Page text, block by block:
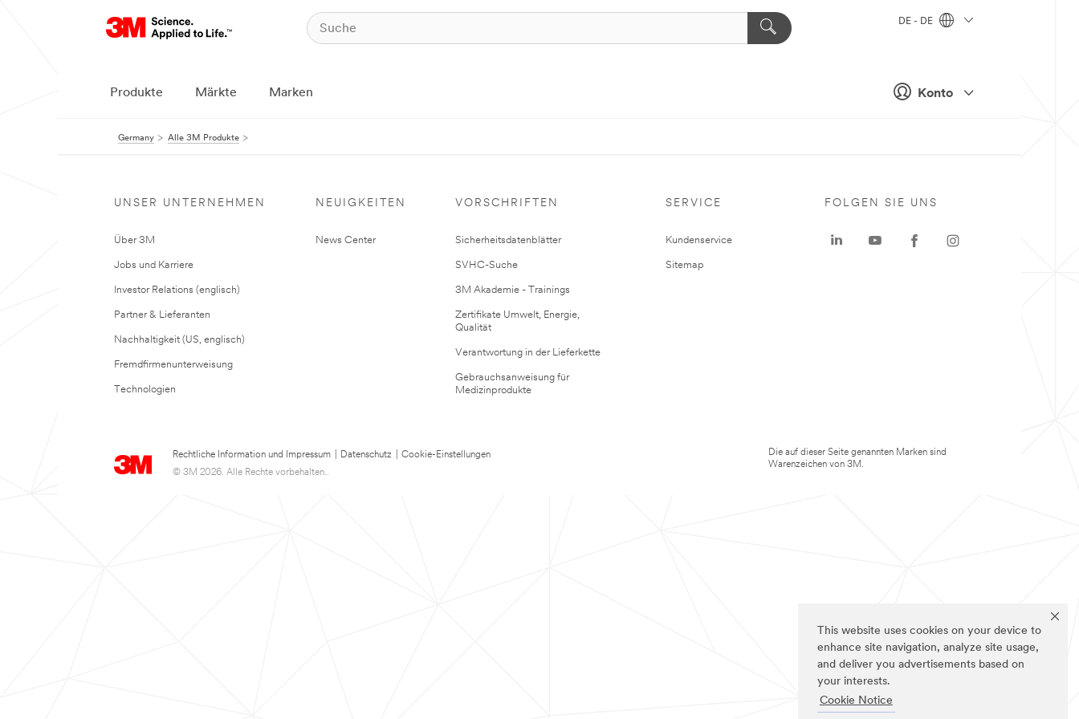
This website uses cookies on your device to
enhance site navigation, analyze site usage,
and deliver you advertisements based on
your interests.
Cookie Notice
Konto
DE - DE
Produkte Märkte Marken
Germany Alle 3M Produkte
UNSER UNTERNEHMEN
Über 3M
Jobs und Karriere
Investor Relations (englisch)
Partner & Lieferanten
Nachhaltigkeit (US, englisch)
Fremdfirmenunterweisung
Technologien
NEUIGKEITEN
News Center
VORSCHRIFTEN
Sicherheitsdatenblätter
SVHC-Suche
3M Akademie - Trainings
Zertifikate Umwelt, Energie,
Qualität
Verantwortung in der Lieferkette
Gebrauchsanweisung für
Medizinprodukte
SERVICE
Kundenservice
Sitemap
Rechtliche Information und Impressum Datenschutz
Cookie-Einstellungen
© 3M 2026. Alle Rechte vorbehalten..
FOLGEN SIE UNS
Die auf dieser Seite genannten Marken sind
Warenzeichen von 3M.